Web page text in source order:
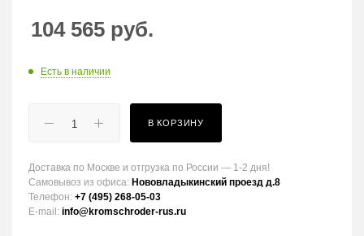
104 565 руб.
Есть в наличии
В КОРЗИНУ
Доставка по Москве и отгрузка по России — 1-2 дня!
Самовывоз из офиса: Нововладыкинский проезд д.8
Телефон: +7 (495) 268-05-03
E-mail: info@kromschroder-rus.ru